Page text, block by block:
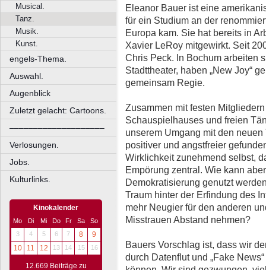
Musical.
Tanz.
Musik.
Kunst.
engels-Thema.
Auswahl.
Augenblick
Zuletzt gelacht: Cartoons.
––––––––––––––––––––
Verlosungen.
Jobs.
Kulturlinks.
Kinokalender
Mo Di Mi Do Fr Sa
So
3
4 5 6 7 8
9
10
11 12 13 14 15 16
12.669 Beiträge zu
Eleanor Bauer ist eine
für ein Studium an der
Europa kam. Sie hat bereits in
Xavier LeRoy mitgewirkt. Seit
Chris Peck. In Bochum arbeiten
Stadttheater, haben „New Joy“
gemeinsam Regie.
Zusammen mit festen
Schauspielhauses und freien
unserem Umgang mit den
positiver und angstfreier
Wirklichkeit zunehmend selbst,
Empörung zentral. Wie kann
Demokratisierung genutzt
Traum hinter der Erfindung des
mehr Neugier für den anderen
Misstrauen Abstand nehmen?
Bauers Vorschlag ist, dass wir
durch Datenflut und „Fake